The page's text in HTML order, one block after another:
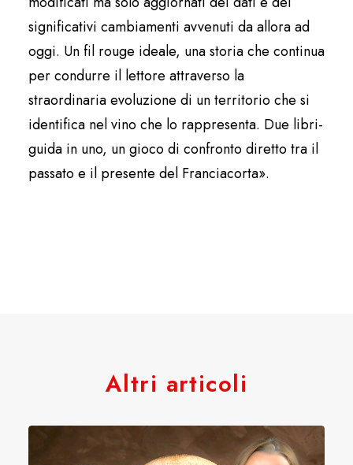
significativi cambiamenti avvenuti da allora ad
oggi. Un fil rouge ideale, una storia che continua
per condurre il lettore attraverso la
straordinaria evoluzione di un territorio che si
identifica nel vino che lo rappresenta. Due libri-
guida in uno, un gioco di confronto diretto tra il
passato e il presente del Franciacorta».
Altri articoli